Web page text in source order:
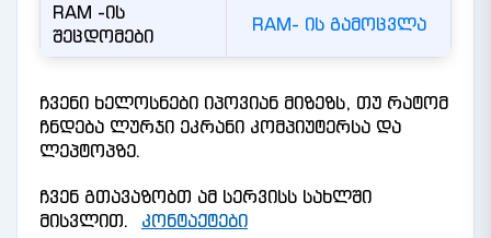
RAM -ის
შეცდომები
RAM- ის გამოცვლა
ჩვენი ხელოსნები იპოვიან მიზეზს, თუ რატომ
ჩნდება ლურჯი ეკრანი კომპიუტერსა და
ლეპტოპზე.
ჩვენ გთავაზობთ ამ სერვისს სახლში
მისვლით. კონტაქტები